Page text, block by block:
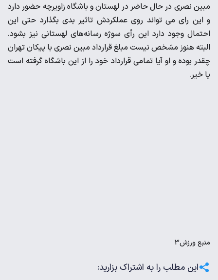
مبین نصری در حال حاضر در لهستان و باشگاه زاویرچه حضور دارد
و این رای می تواند روی عملکردش تاثیر بدی بگذارد حتی این
احتمال وجود دارد این رأی سوژه رسانه‌های لهستانی نیز بشود.
البته هنوز مشخص نیست مبلغ قرارداد مبین نصری با پیکان تهران
چقدر بوده و او آیا تمامی قرارداد خود را از این باشگاه گرفته است
یا خیر.
منبعورزش3
این مطلب را به اشتراک بزارید: